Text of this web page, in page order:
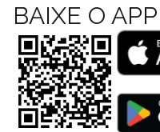
BAIXE O